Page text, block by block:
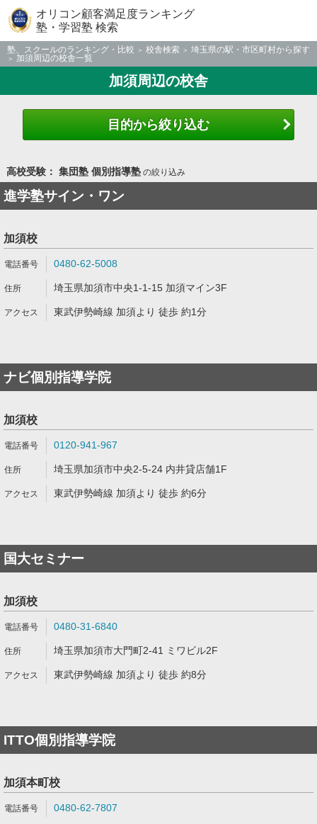
オリコン顧客満足度ランキング
塾・学習塾 検索
塾、スクールのランキング・比較 校舎検索
埼玉県の駅・市区町村から探す
加須周辺の校舎一覧
加須周辺の校舎
目的から絞り込む
高校受験： 集団塾 個別指導塾の絞り込み
進学塾サイン・ワン
加須校
0480-62-5008
埼玉県加須市中央1-1-15 加須マイン3F
東武伊勢崎線 加須より 徒歩 約1分
ナビ個別指導学院
加須校
0120-941-967
埼玉県加須市中央2-5-24 内井貸店舗1F
東武伊勢崎線 加須より 徒歩 約6分
国大セミナー
加須校
0480-31-6840
埼玉県加須市大門町2-41 ミワビル2F
東武伊勢崎線 加須より 徒歩 約8分
ITTO個別指導学院
加須本町校
0480-62-7807